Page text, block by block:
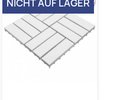
NICHT AUF LAGER